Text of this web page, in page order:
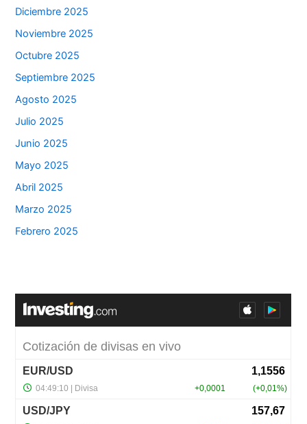
Diciembre 2025
Noviembre 2025
Octubre 2025
Septiembre 2025
Agosto 2025
Julio 2025
Junio 2025
Mayo 2025
Abril 2025
Marzo 2025
Febrero 2025